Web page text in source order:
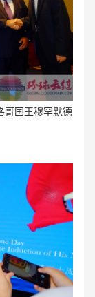
哥国王穆罕默德